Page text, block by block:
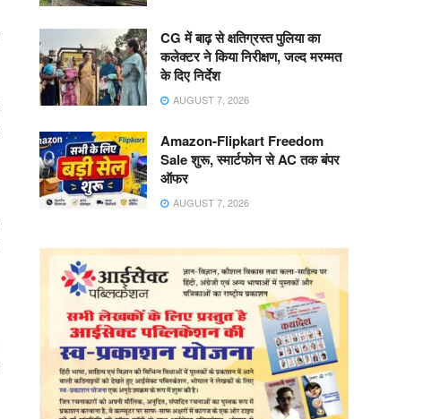
CG में बाढ़ से क्षतिग्रस्त पुलिया का
कलेक्टर ने किया निरीक्षण, जल्द मरम्मत
के दिए निर्देश
AUGUST 7, 2026
Amazon-Flipkart Freedom
Sale शुरू, स्मार्टफोन से AC तक बंपर
ऑफर
AUGUST 7, 2026